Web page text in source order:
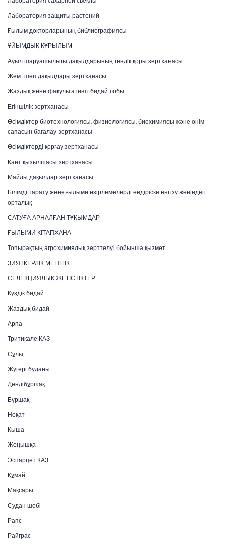
Лаборатория защиты растений
Ғылым докторларының библиографиясы
ҰЙЫМДЫҚ ҚҰРЫЛЫМ
Ауыл шаруашылығы дақылдарының гендік қоры зертханасы
Жем-шөп дақылдары зертханасы
Жаздық және факультативті бидай тобы
Егіншілік зертханасы
Өсімдіктер биотехнологиясы, физиологиясы, биохимиясы және өнім
сапасын бағалау зертханасы
Өсімдіктерді қорғау зертханасы
Қант қызылшасы зертханасы
Майлы дақылдар зертханасы
Білімді тарату және ғылыми әзірлемелерді өндіріске енгізу жөніндегі
орталық
САТУҒА АРНАЛҒАН ТҰҚЫМДАР
ҒЫЛЫМИ КІТАПХАНА
Топырақтың агрохимиялық зерттелуі бойынша қызмет
ЗИЯТКЕРЛІК МЕНШІК
СЕЛЕКЦИЯЛЫҚ ЖЕТІСТІКТЕР
Күздік бидай
Жаздық бидай
Арпа
Тритикале КАЗ
Сұлы
Жүгері буданы
Дәндібұршақ
Бұршақ
Ноқат
Қыша
Жоңышқа
Эспарцет КАЗ
Құмай
Мақсары
Судан шөбі
Рапс
Райграс